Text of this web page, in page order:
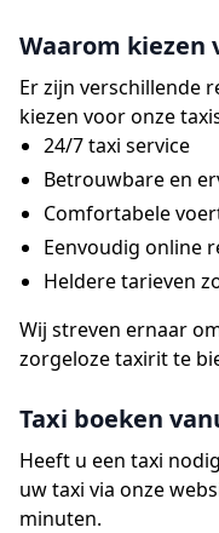
Waarom kiezen
Er zijn verschillende
kiezen voor onze
24/7 taxi service
Betrouwbare en
Comfortabele
Eenvoudig online
Heldere tarieven
Wij streven ernaar
zorgeloze taxirit te
Taxi boeken
Heeft u een taxi
uw taxi via onze
minuten.